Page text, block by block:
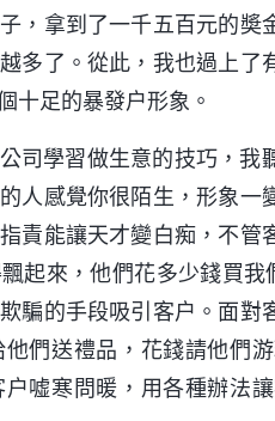
，拿到了一千五百元的
多了。從此，我也過上了
十足的暴發户形象。
司學習做生意的技巧，
人感覺你很陌生，形象
責能讓天才變白痴，不管
起來，他們花多少錢買
騙的手段吸引客户。面
們送禮品，花錢請他們
嘘寒問暖，用各種辦法